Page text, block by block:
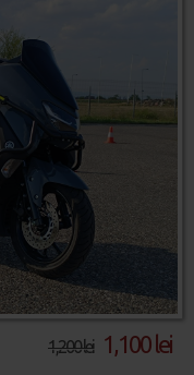
1,200 lei 1,100 lei